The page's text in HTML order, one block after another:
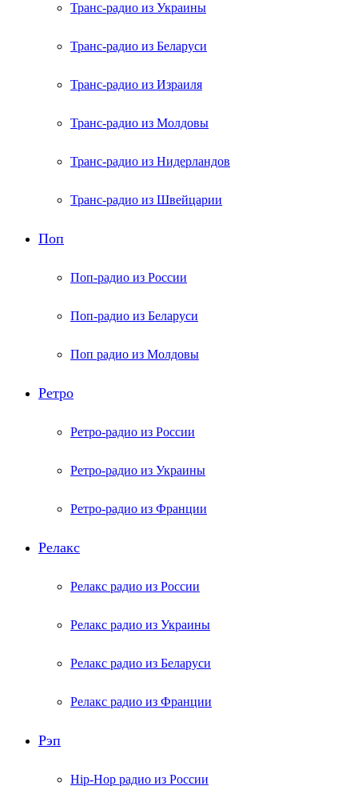
Транс-радио из Украины
Транс-радио из Беларуси
Транс-радио из Израиля
Транс-радио из Молдовы
Транс-радио из Нидерландов
Транс-радио из Швейцарии
Поп
Поп-радио из России
Поп-радио из Беларуси
Поп радио из Молдовы
Ретро
Ретро-радио из России
Ретро-радио из Украины
Ретро-радио из Франции
Релакс
Релакс радио из России
Релакс радио из Украины
Релакс радио из Беларуси
Релакс радио из Франции
Рэп
Hip-Hop радио из России